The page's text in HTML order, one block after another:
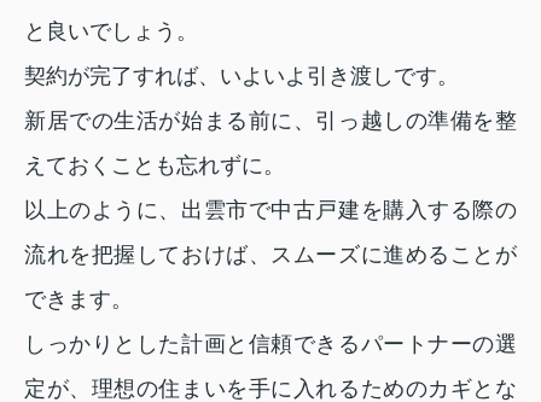
と良いでしょう。
契約が完了すれば、いよいよ引き渡しです。
新居での生活が始まる前に、引っ越しの準備を整
えておくことも忘れずに。
以上のように、出雲市で中古戸建を購入する際の
流れを把握しておけば、スムーズに進めることが
できます。
しっかりとした計画と信頼できるパートナーの選
定が、理想の住まいを手に入れるためのカギとな